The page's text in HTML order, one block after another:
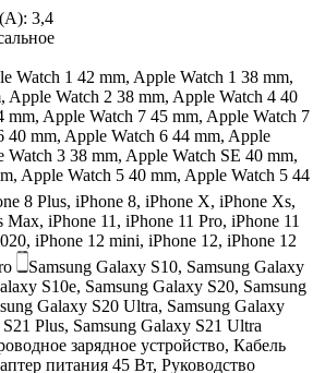
3,4
Watch 1 42 mm, Apple Watch 1 38 mm,
Apple Watch 2 38 mm, Apple Watch 4 40
mm, Apple Watch 7 45 mm, Apple Watch 7
40 mm, Apple Watch 6 44 mm, Apple
Watch 3 38 mm, Apple Watch SE 40 mm,
Apple Watch 5 40 mm, Apple Watch 5 44
8 Plus, iPhone 8, iPhone X, iPhone Xs,
iPhone 11, iPhone 11 Pro, iPhone 11
iPhone 12 mini, iPhone 12, iPhone 12
Samsung Galaxy S10, Samsung Galaxy
S10e, Samsung Galaxy S20, Samsung
Galaxy S20 Ultra, Samsung Galaxy
Plus, Samsung Galaxy S21 Ultra
зарядное устройство, Кабель
питания 45 Вт, Руководство